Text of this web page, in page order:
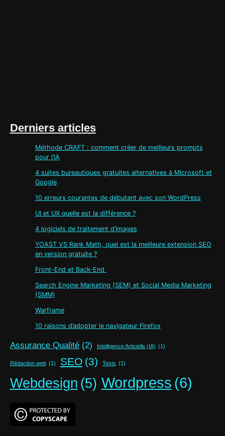
Derniers articles
Méthode CRAFT : comment créer de meilleurs prompts
pour l’IA
4 suites bureautiques gratuites alternatives à Microsoft et
Google
10 erreurs courantes de débutant avec son WordPress
UI et UX quelle est la différence ?
4 logiciels de traitement d’images
YOAST VS Rank Math, quel est la meilleure extension SEO
en version gratuite ?
Front-End et Back-End
Search Engine Marketing (SEM) et Social Media Marketing
(SMM)
Warframe
10 raisons d’adopter le navigateur Firefox
Assurance Qualité (2) Intelligence Articielle (IA) (1)
Rédaction web (1) SEO (3) Tests (1)
Webdesign (5) Wordpress (6)